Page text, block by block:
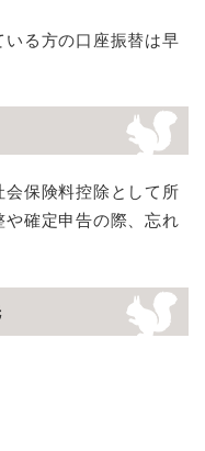
る方の口座振替は早
保険料控除として所
確定申告の際、忘れ